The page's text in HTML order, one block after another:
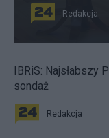
Redakcja
IBRiS: Najsłabszy
sondaż
Redakcja